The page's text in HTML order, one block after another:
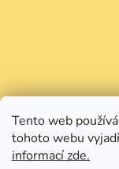
Tento web
tohoto webu
informací zde.